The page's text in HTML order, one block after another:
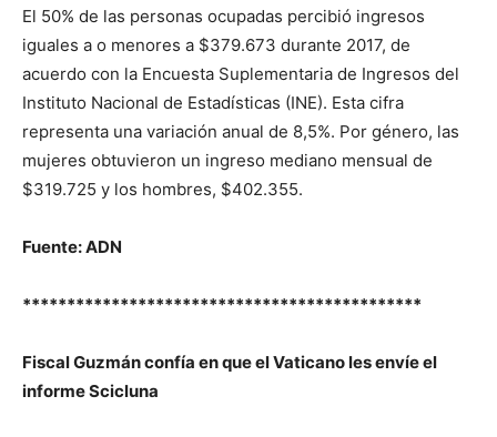
El 50% de las personas ocupadas percibió ingresos
iguales a o menores a $379.673 durante 2017, de
acuerdo con la Encuesta Suplementaria de Ingresos del
Instituto Nacional de Estadísticas (INE). Esta cifra
representa una variación anual de 8,5%. Por género, las
mujeres obtuvieron un ingreso mediano mensual de
$319.725 y los hombres, $402.355.
Fuente: ADN
*********************************************
Fiscal Guzmán confía en que el Vaticano les envíe el
informe Scicluna